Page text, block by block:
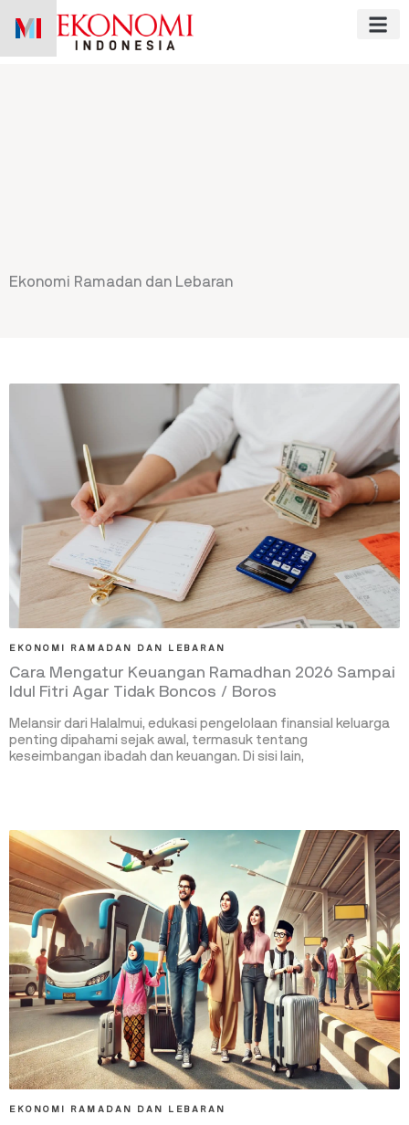
Ekonomi Ramadan dan Lebaran
EKONOMI RAMADAN DAN LEBARAN
Cara Mengatur Keuangan Ramadhan 2026 Sampai
Idul Fitri Agar Tidak Boncos / Boros
Melansir dari Halalmui, edukasi pengelolaan finansial keluarga
penting dipahami sejak awal, termasuk tentang
keseimbangan ibadah dan keuangan. Di sisi lain,
EKONOMI RAMADAN DAN LEBARAN